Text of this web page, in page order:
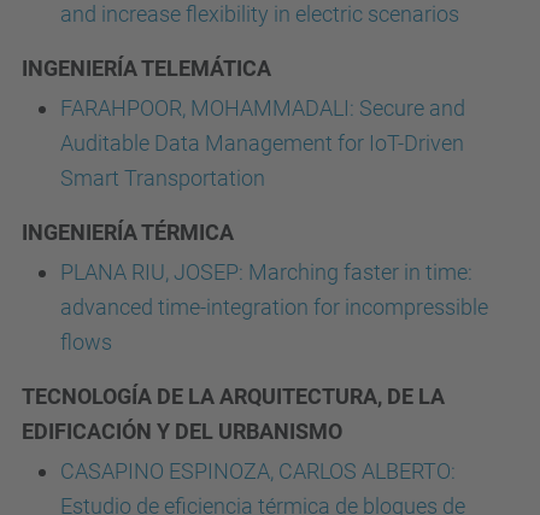
and increase flexibility in electric scenarios
INGENIERÍA TELEMÁTICA
FARAHPOOR, MOHAMMADALI: Secure and
Auditable Data Management for IoT-Driven
Smart Transportation
INGENIERÍA TÉRMICA
PLANA RIU, JOSEP: Marching faster in time:
advanced time-integration for incompressible
flows
TECNOLOGÍA DE LA ARQUITECTURA, DE LA
EDIFICACIÓN Y DEL URBANISMO
CASAPINO ESPINOZA, CARLOS ALBERTO:
Estudio de eficiencia térmica de bloques de